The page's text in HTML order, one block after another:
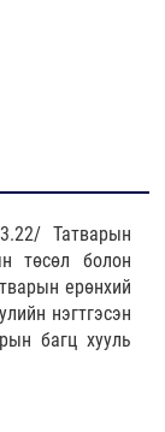
Татварын
төсөл болон
ерөнхий
нэгтгэсэн
багц хууль